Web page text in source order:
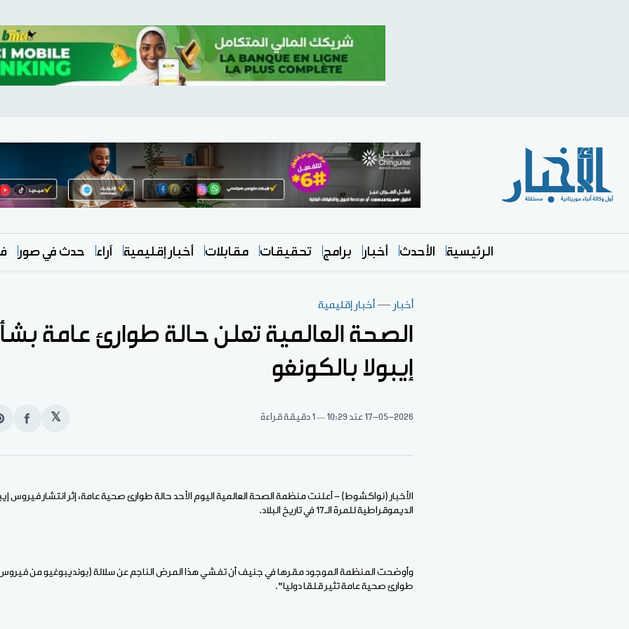
الرئيسية الأحدث أخبار برامج تحقيقات مقابلات أخبار إقليمية آراء حدث في صور
أخبار — أخبار إقليمية
الصحة العالمية تعلن حالة طوارئ عامة
إيبولا بالكونغو
17-05-2026 عند 10:29 1 دقيقة قراءة 𝕏
انشر
الأخبار (نواكشوط) - أعلنت منظمة الصحة العالمية اليوم الأحد حالة طوارئ صحية عامة، إثر انتشار فيروس
الديموقراطية للمرة الـ17 في تاريخ البلاد.
وأوضحت المنظمة الموجود مقرها في جنيف أن تفشي هذا المرض الناجم عن سلالة (بونديبوغيو من
طوارئ صحية عامة تثير قلقا دوليا".